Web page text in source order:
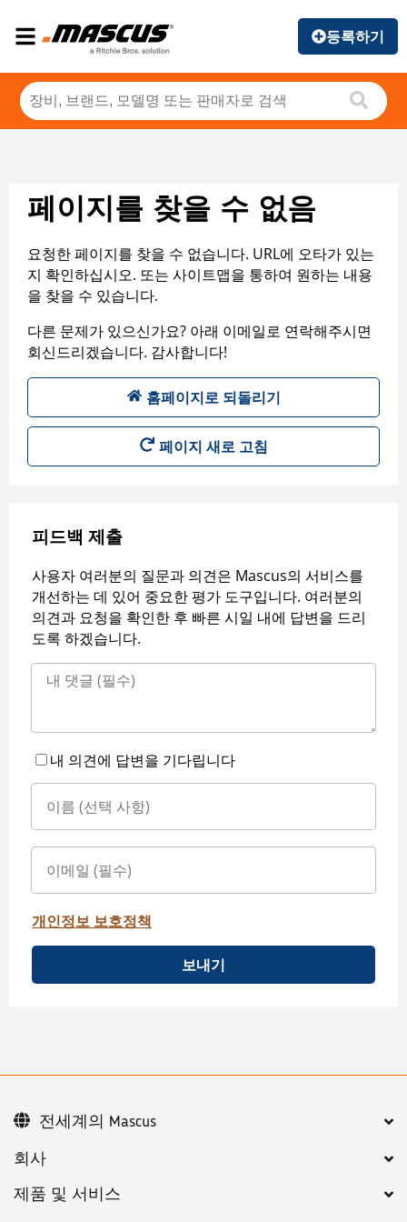
등록하기
페이지를 찾을 수 없음
요청한 페이지를 찾을 수 없습니다. URL에 오타가 있는
지 확인하십시오. 또는 사이트맵을 통하여 원하는 내용
을 찾을 수 있습니다.
다른 문제가 있으신가요? 아래 이메일로 연락해주시면
회신드리겠습니다. 감사합니다!
홈페이지로 되돌리기
페이지 새로 고침
피드백 제출
사용자 여러분의 질문과 의견은 Mascus의 서비스를
개선하는 데 있어 중요한 평가 도구입니다. 여러분의
의견과 요청을 확인한 후 빠른 시일 내에 답변을 드리
도록 하겠습니다.
내 의견에 답변을 기다립니다
개인정보 보호정책
보내기
회사
제품 및 서비스
전세계의 Mascus